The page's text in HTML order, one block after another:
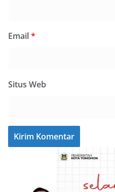
Email*
Situs Web